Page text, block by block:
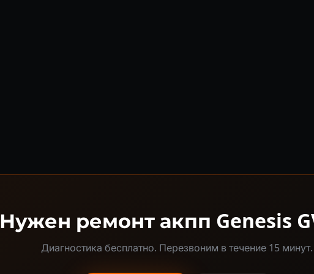
Нужен ремонт акпп Genesis
Диагностика бесплатно. Перезвоним в течение 15 минут.